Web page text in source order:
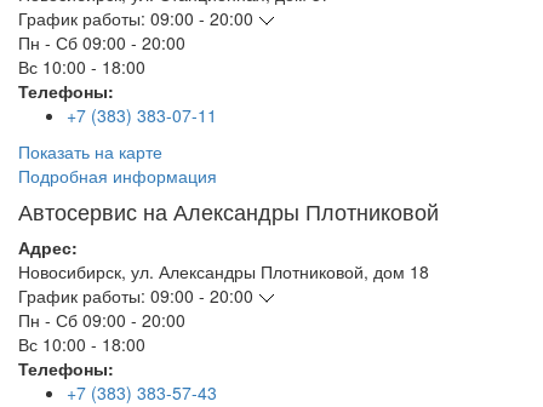
График работы: 09:00 - 20:00
Пн - Сб 09:00 - 20:00
Вс 10:00 - 18:00
Телефоны:
+7 (383) 383-07-11
Показать на карте
Подробная информация
Автосервис на Александры Плотниковой
Адрес:
Новосибирск, ул. Александры Плотниковой, дом 18
График работы: 09:00 - 20:00
Пн - Сб 09:00 - 20:00
Вс 10:00 - 18:00
Телефоны:
+7 (383) 383-57-43